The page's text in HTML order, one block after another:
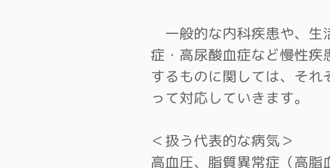
一般的な内科疾患や、生
症・高尿酸血症など慢性
するものに関しては、そ
って対応していきます。
＜扱う代表的な病気＞
高血圧、脂質異常症（高